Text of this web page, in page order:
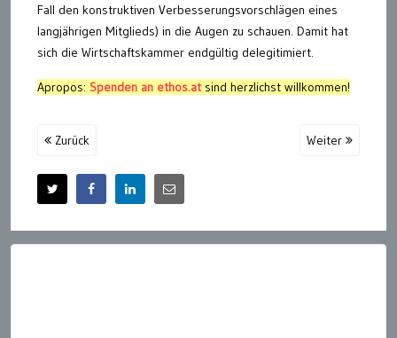
Fall den konstruktiven Verbesserungsvorschlägen eines
langjährigen Mitglieds) in die Augen zu schauen. Damit hat
sich die Wirtschaftskammer endgültig delegitimiert.
Apropos: Spenden an ethos.atsind herzlichst willkommen!
Zurück Weiter